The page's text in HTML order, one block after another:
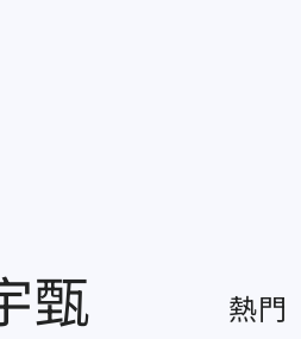
甄
熱門